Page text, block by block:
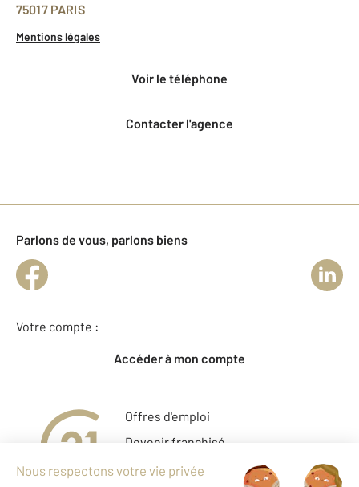
75017 PARIS
Mentions légales
voir le téléphone
Contacter l'agence
Parlons de vous, parlons biens
Votre compte :
Accéder à mon compte
Offres d'emploi
Devenir franchisé
Entreprise et commerce